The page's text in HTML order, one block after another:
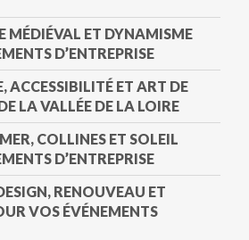
MÉDIÉVAL ET DYNAMISME
D’ENTREPRISE
ACCESSIBILITÉ ET ART DE
LA VALLÉE DE LA LOIRE
COLLINES ET SOLEIL
D’ENTREPRISE
RENOUVEAU ET
VOS ÉVÉNEMENTS